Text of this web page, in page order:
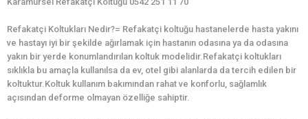
Refakatçi Koltukları Nedir?= Refakatçi koltuğu hastanelerde hasta yakını
ve hastayı iyi bir şekilde ağırlamak için hastanın odasına ya da odasına
yakın bir yerde konumlandırılan koltuk modelidir.Refakatçi koltukları
sıklıkla bu amaçla kullanılsa da ev, otel gibi alanlarda da tercih edilen bir
koltuktur.Koltuk kullanım bakımından rahat ve konforlu, sağlamlık
açısından deforme olmayan özelliğe sahiptir.